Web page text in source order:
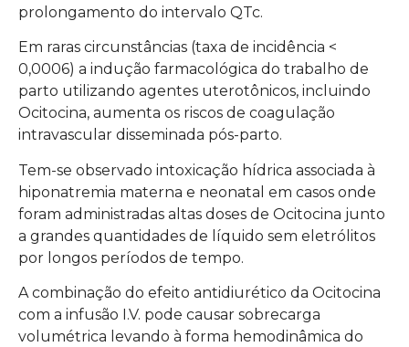
prolongamento do intervalo QTc.
Em raras circunstâncias (taxa de incidência <
0,0006) a indução farmacológica do trabalho de
parto utilizando agentes uterotônicos, incluindo
Ocitocina, aumenta os riscos de coagulação
intravascular disseminada pós-parto.
Tem-se observado intoxicação hídrica associada à
hiponatremia materna e neonatal em casos onde
foram administradas altas doses de Ocitocina junto
a grandes quantidades de líquido sem eletrólitos
por longos períodos de tempo.
A combinação do efeito antidiurético da Ocitocina
com a infusão I.V. pode causar sobrecarga
volumétrica levando à forma hemodinâmica do